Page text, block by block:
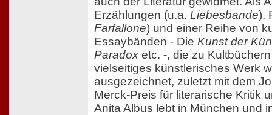
Erzählungen (u.a. Liebesbande),
Farfallone) und einer Reihe von
Essaybänden - Die Kunst der
Paradox etc. -, die zu
vielseitiges künstlerisches Werk
ausgezeichnet, zuletzt mit dem
Merck-Preis für literarische Kritik
Anita Albus lebt in München und